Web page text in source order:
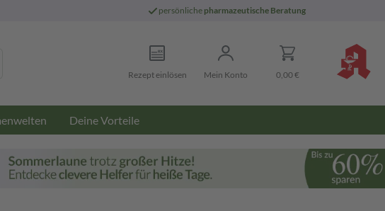
persönliche pharmazeutische Beratung
Rezept einlösen Mein Konto 0,00 €
Deine Vorteile